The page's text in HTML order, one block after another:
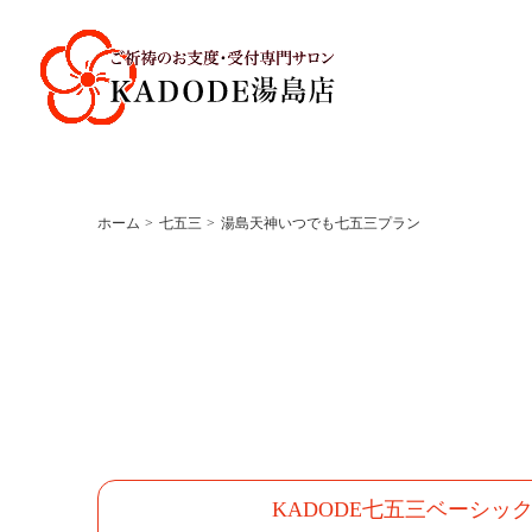
ホーム 七五三 湯島天神いつでも七五三プラン
KADODE七五三ベーシッ